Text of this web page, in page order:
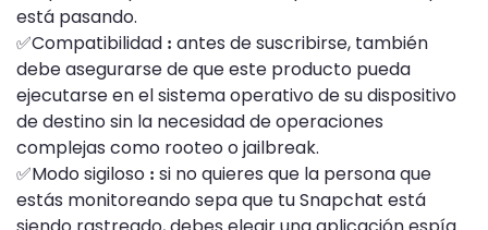
está pasando.
✅Compatibilidad : antes de suscribirse, también
debe asegurarse de que este producto pueda
ejecutarse en el sistema operativo de su dispositivo
de destino sin la necesidad de operaciones
complejas como rooteo o jailbreak.
✅Modo sigiloso : si no quieres que la persona que
estás monitoreando sepa que tu Snapchat está